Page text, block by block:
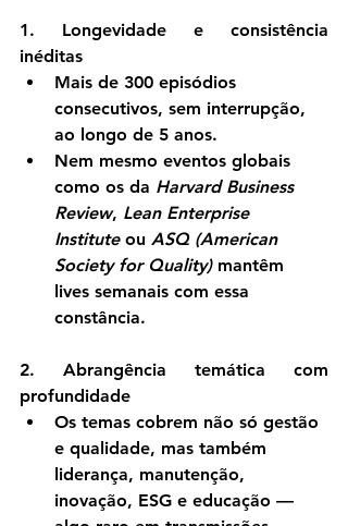
1. Longevidade e consistência
inéditas
Mais de 300 episódios
consecutivos, sem interrupção,
ao longo de 5 anos.
Nem mesmo eventos globais
como os da Harvard Business
Review, Lean Enterprise
Institute ou ASQ (American
Society for Quality) mantêm
lives semanais com essa
constância.
2. Abrangência temática com
profundidade
Os temas cobrem não só gestão
e qualidade, mas também
liderança, manutenção,
inovação, ESG e educação —